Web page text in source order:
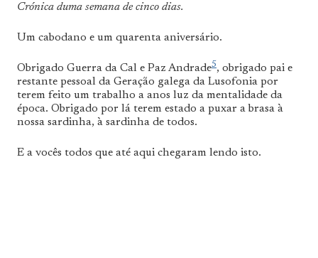
Crónica duma semana de cinco dias.
Um cabodano e um quarenta aniversário.
Obrigado Guerra da Cal e Paz Andrade5, obrigado pai e
restante pessoal da Geração galega da Lusofonia por
terem feito um trabalho a anos luz da mentalidade da
época. Obrigado por lá terem estado a puxar a brasa à
nossa sardinha, à sardinha de todos.
E a vocês todos que até aqui chegaram lendo isto.